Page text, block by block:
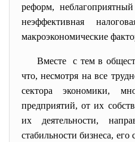
реформ,
неэффективная
макроэкономические
Вместе с тем в
что, несмотря на все
сектора экономики,
предприятий, от их
их деятельности,
стабильности бизнеса, его